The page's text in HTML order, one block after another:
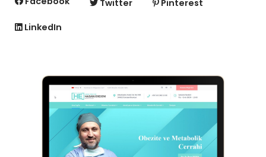
Twitter Pinterest
LinkedIn